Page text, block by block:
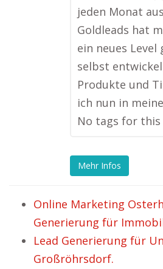
jeden Monat
Goldleads hat
ein neues Level
selbst
Produkte und
ich nun in
No tags for
Mehr Infos
Online Marketing
Generierung für
Lead Generierung für
Großröhrsdorf.